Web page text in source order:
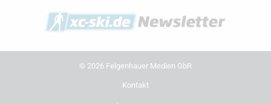
© 2026 Felgenhauer Medien GbR
Kontakt